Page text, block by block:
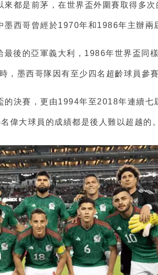
都是前茅，在世界盃外圍賽取得多
西哥曾經於1970年和1986年主辦兩
後的亞軍義大利，1986年世界盃同
，墨西哥隊因有至少四名超齡球員參
決賽，更由1994年至2018年連續
偉大球員的成績都是後人難以超越的。